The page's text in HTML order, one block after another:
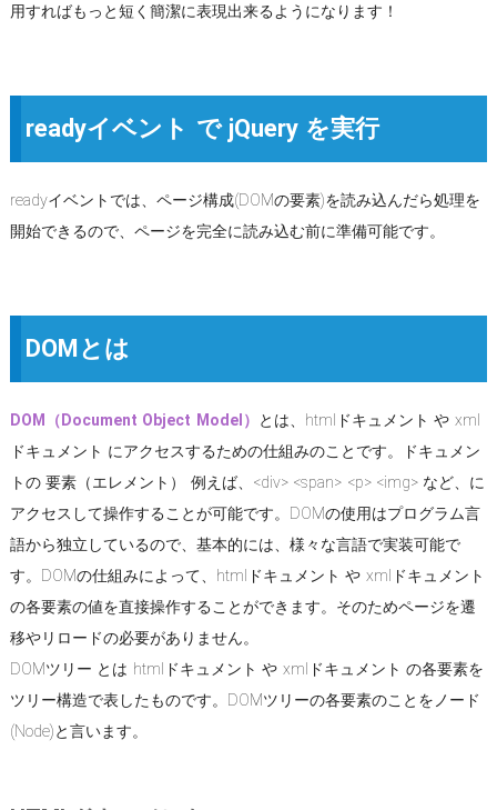
用すればもっと短く簡潔に表現出来るようになります！
readyイベント で jQuery を実行
readyイベントでは、ページ構成(DOMの要素)を読み込んだら処理を
開始できるので、ページを完全に読み込む前に準備可能です。
DOMとは
DOM（Document Object Model）
とは、htmlドキュメント や xml
ドキュメント にアクセスするための仕組みのことです。ドキュメン
トの 要素（エレメント） 例えば、<div> <span> <p> <img> など、に
アクセスして操作することが可能です。DOMの使用はプログラム言
語から独立しているので、基本的には、様々な言語で実装可能で
す。DOMの仕組みによって、htmlドキュメント や xmlドキュメント
の各要素の値を直接操作することができます。そのためページを遷
移やリロードの必要がありません。
DOMツリー とは htmlドキュメント や xmlドキュメント の各要素を
ツリー構造で表したものです。DOMツリーの各要素のことをノード
(Node)と言います。